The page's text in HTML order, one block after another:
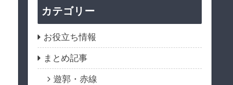
カテゴリー
お役立ち情報
まとめ記事
遊郭・赤線